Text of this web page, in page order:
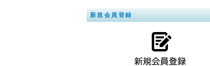
新規会員登録